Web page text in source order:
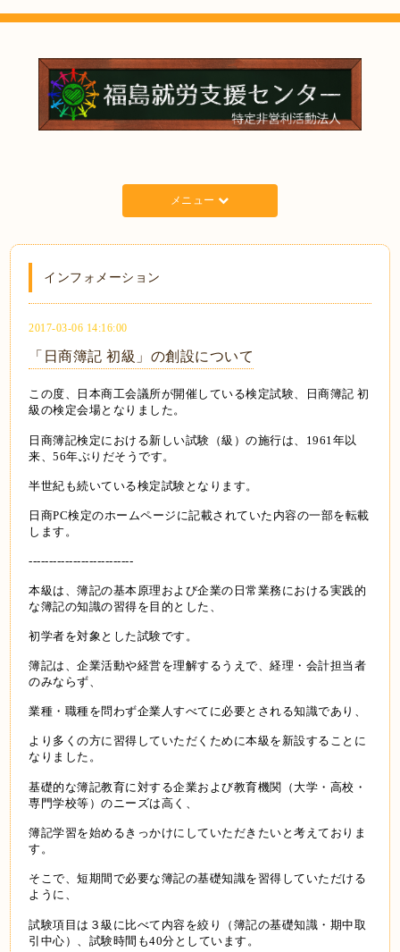
メニュー
インフォメーション
2017-03-06 14:16:00
「日商簿記 初級」の創設について
この度、日本商工会議所が開催している検定試験、日商簿記 初
級の検定会場となりました。
日商簿記検定における新しい試験（級）の施行は、1961年以
来、56年ぶりだそうです。
半世紀も続いている検定試験となります。
日商PC検定のホームページに記載されていた内容の一部を転載
します。
--------------------------
本級は、簿記の基本原理および企業の日常業務における実践的
な簿記の知識の習得を目的とした、
初学者を対象とした試験です。
簿記は、企業活動や経営を理解するうえで、経理・会計担当者
のみならず、
業種・職種を問わず企業人すべてに必要とされる知識であり、
より多くの方に習得していただくために本級を新設することに
なりました。
基礎的な簿記教育に対する企業および教育機関（大学・高校・
専門学校等）のニーズは高く、
簿記学習を始めるきっかけにしていただきたいと考えておりま
す。
そこで、短期間で必要な簿記の基礎知識を習得していただける
ように、
試験項目は３級に比べて内容を絞り（簿記の基礎知識・期中取
引中心）、試験時間も40分としています。